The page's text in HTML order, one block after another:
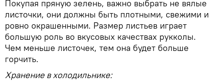
Покупая пряную зелень, важно выбрать не вялые
листочки, они должны быть плотными, свежими и
ровно окрашенными. Размер листьев играет
большую роль во вкусовых качествах рукколы.
Чем меньше листочек, тем она будет больше
горчить.
Хранение в холодильнике: